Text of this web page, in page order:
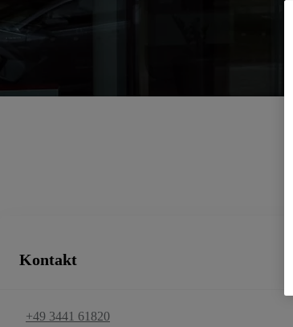
Autohaus Urban
00CD4-2620C-ABC9E-92400-01340-3
Kontakt
+49 3441 61820